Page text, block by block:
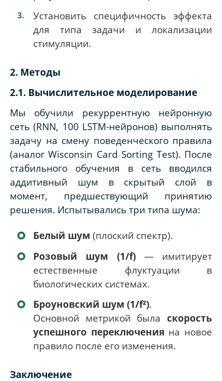
Установить специфичность эффекта
для типа задачи и локализации
стимуляции.
2. Методы
2.1. Вычислительное моделирование
Мы обучили рекуррентную нейронную
сеть (RNN, 100 LSTM-нейронов) выполнять
задачу на смену поведенческого правила
(аналог Wisconsin Card Sorting Test). После
стабильного обучения в сеть вводился
аддитивный шум в скрытый слой в
момент, предшествующий принятию
решения. Испытывались три типа шума:
Белый шум (плоский спектр).
Розовый шум (1/f)— имитирует
естественные флуктуации в
биологических системах.
Броуновский шум (1/f²).
Основной метрикой была скорость
успешного переключения на новое
правило после его изменения.
Заключение